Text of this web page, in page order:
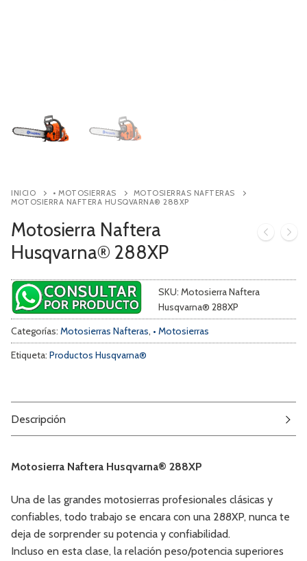
INICIO • MOTOSIERRAS
MOTOSIERRAS NAFTERAS
MOTOSIERRA NAFTERA HUSQVARNA® 288XP
Motosierra Naftera
Husqvarna® 288XP
SKU: Motosierra Naftera
Husqvarna® 288XP
Categorías: Motosierras Nafteras, • Motosierras
Etiqueta: Productos Husqvarna®
Descripción
Motosierra Naftera Husqvarna® 288XP
Una de las grandes motosierras profesionales clásicas y
confiables, todo trabajo se encara con una 288XP, nunca te
deja de sorprender su potencia y confiabilidad.
Incluso en esta clase, la relación peso/potencia superiores